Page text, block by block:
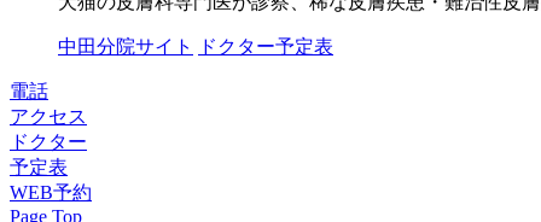
中田分院サイト ドクター予定表
電話
アクセス
ドクター
予定表
WEB予約
Page Top